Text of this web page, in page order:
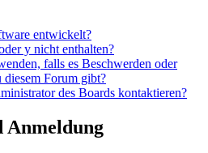
entwickelt?
y nicht enthalten?
falls es Beschwerden oder
Forum gibt?
des Boards kontaktieren?
Anmeldung